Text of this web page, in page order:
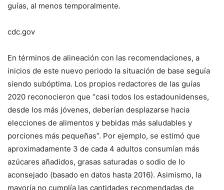
guías, al menos temporalmente.
cdc.gov
En términos de alineación con las recomendaciones, a
inicios de este nuevo periodo la situación de base seguía
siendo subóptima. Los propios redactores de las guías
2020 reconocieron que “casi todos los estadounidenses,
desde los más jóvenes, deberían desplazarse hacia
elecciones de alimentos y bebidas más saludables y
porciones más pequeñas”. Por ejemplo, se estimó que
aproximadamente 3 de cada 4 adultos consumían más
azúcares añadidos, grasas saturadas o sodio de lo
aconsejado (basado en datos hasta 2016). Asimismo, la
mayoría no cumplía las cantidades recomendadas de